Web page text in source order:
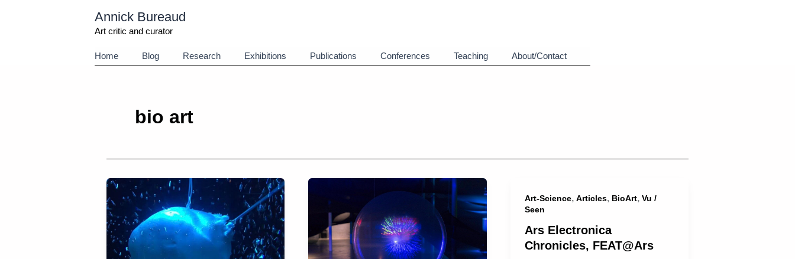
Annick Bureaud
Art critic and curator
Home Blog Research Exhibitions Publications Conferences Teaching About/Contact
bio art
Art-Science, Articles, BioArt, Vu /
Seen
Ars Electronica
Chronicles, FEAT@Ars